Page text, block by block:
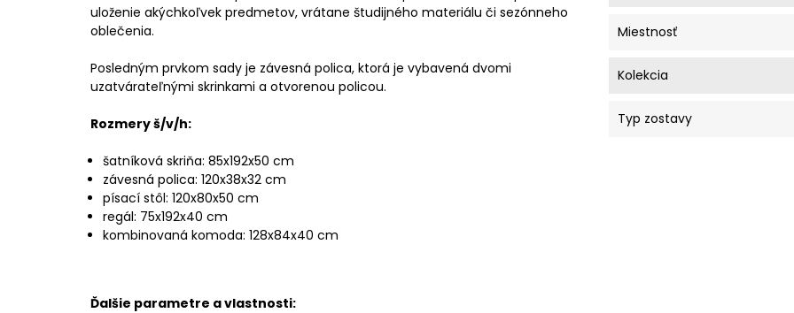
uloženie akýchkoľvek predmetov, vrátane študijného materiálu či sezónneho
oblečenia.
Posledným prvkom sady je závesná polica, ktorá je vybavená dvomi
uzatvárateľnými skrinkami a otvorenou policou.
Rozmery š/v/h:
šatníková skriňa: 85x192x50 cm
závesná polica: 120x38x32 cm
písací stôl: 120x80x50 cm
regál: 75x192x40 cm
kombinovaná komoda: 128x84x40 cm
Ďalšie parametre a vlastnosti:
Miestnosť
Kolekcia
Typ zostavy